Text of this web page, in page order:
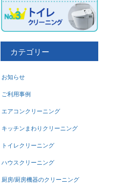
カテゴリー
お知らせ
ご利用事例
エアコンクリーニング
キッチンまわりクリーニング
トイレクリーニング
ハウスクリーニング
厨房/厨房機器のクリーニング